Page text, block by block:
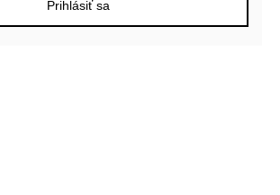
Prihlásiť sa